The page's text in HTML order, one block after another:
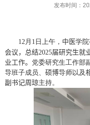
发布时间：
12月 1 日上午， 中医学院
会议，总结2025届研究生就
业工作。 党委研究生工作部
导班子成员、 硕博导师以及
副书记周琼主持。